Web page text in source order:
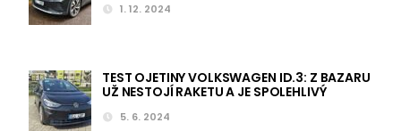
1. 12. 2024
TEST OJETINY VOLKSWAGEN ID.3: Z BAZARU
UŽ NESTOJÍ RAKETU A JE SPOLEHLIVÝ
5. 6. 2024